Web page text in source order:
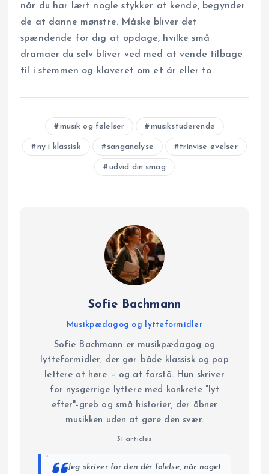
når du har lært nogle stykker at kende, begynder
de at danne mønstre. Måske bliver det
spændende for dig at opdage, hvilke små
dramaer du selv bliver ved med at vende tilbage
til i stemmen og klaveret om et år eller to.
musik og følelser musikstuderende
ny i klassisk sanganalyse trinvise øvelser
udvid din smag
Sofie Bachmann
Musikpædagog og lytteformidler
Sofie Bachmann er musikpædagog og
lytteformidler, der gør både klassisk og pop
lettere at høre – og at forstå. Hun skriver
for nysgerrige lyttere med konkrete "lyt
efter"-greb og små historier, der åbner
musikken uden at gøre den svær.
31 articles
Jeg skriver for den dér følelse, når noget